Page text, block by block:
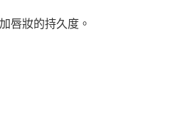
唇妝的持久度。